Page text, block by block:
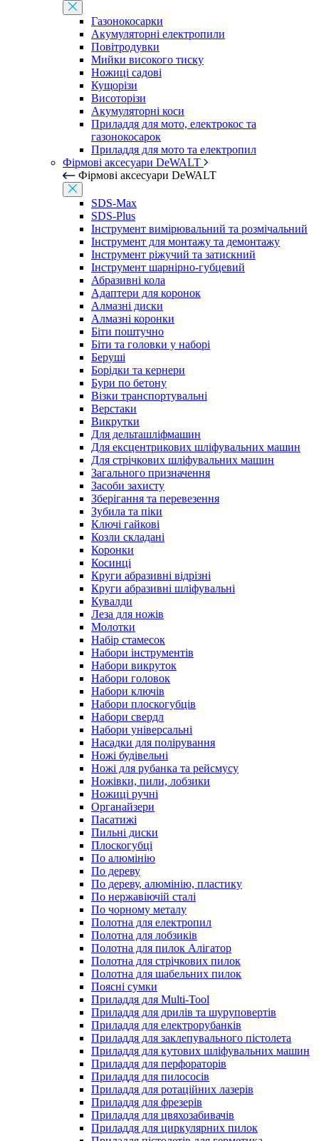
Газонокосарки
Акумуляторні електропили
Повітродувки
Мийки високого тиску
Ножиці садові
Кущорізи
Висоторізи
Акумуляторні коси
Приладдя для мото, електрокос та
газонокосарок
Приладдя для мото та електропил
Фірмові аксесуари DeWALT
Фірмові аксесуари DeWALT
SDS-Max
SDS-Plus
Інструмент вимірювальний та розмічальний
Інструмент для монтажу та демонтажу
Інструмент ріжучий та затискний
Інструмент шарнірно-губцевий
Абразивні кола
Адаптери для коронок
Алмазні диски
Алмазні коронки
Біти поштучно
Біти та головки у наборі
Беруші
Борідки та кернери
Бури по бетону
Візки транспортувальні
Верстаки
Викрутки
Для дельташліфмашин
Для ексцентрикових шліфувальних машин
Для стрічкових шліфувальних машин
Загального призначення
Засоби захисту
Зберігання та перевезення
Зубила та піки
Ключі гайкові
Козли складані
Коронки
Косинці
Круги абразивні відрізні
Круги абразивні шліфувальні
Кувалди
Леза для ножів
Молотки
Набір стамесок
Набори інструментів
Набори викруток
Набори головок
Набори ключів
Набори плоскогубців
Набори свердл
Набори універсальні
Насадки для полірування
Ножі будівельні
Ножі для рубанка та рейсмусу
Ножівки, пили, лобзики
Ножиці ручні
Органайзери
Пасатижі
Пильні диски
Плоскогубці
По алюмінію
По дереву
По дереву, алюмінію, пластику
По нержавіючій сталі
По чорному металу
Полотна для електропил
Полотна для лобзиків
Полотна для пилок Алігатор
Полотна для стрічкових пилок
Полотна для шабельних пилок
Поясні сумки
Приладдя для Multi-Tool
Приладдя для дрилів та шуруповертів
Приладдя для електрорубанків
Приладдя для заклепувального пістолета
Приладдя для кутових шліфувальних машин
Приладдя для перфораторів
Приладдя для пилососів
Приладдя для ротаційних лазерів
Приладдя для фрезерів
Приладдя для цвяхозабивачів
Приладдя для циркулярних пилок